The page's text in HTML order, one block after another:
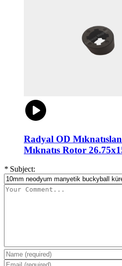
Radyal OD
Mıknatıs Rotor
* Subject: